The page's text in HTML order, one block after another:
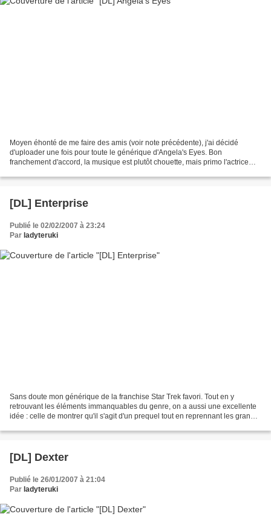
Moyen éhonté de me faire des amis (voir note précédente), j'ai décidé
d'uploader une fois pour toute le générique d'Angela's Eyes. Bon
franchement d'accord, la musique est plutôt chouette, mais primo l'actrice
[DL] Enterprise
Publié le 02/02/2007 à 23:24
Par ladyteruki
Sans doute mon générique de la franchise Star Trek favori. Tout en y
retrouvant les éléments immanquables du genre, on a aussi une excellente
idée : celle de montrer qu'il s'agit d'un prequel tout en reprennant les grands
[DL] Dexter
Publié le 26/01/2007 à 21:04
Par ladyteruki